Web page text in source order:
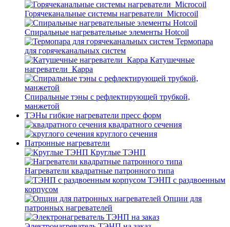
Горячеканальные системы нагреватели_Microcoil
Спиральные нагревательные элементы Hotcoil
Термопара
для горячеканальных систем
Катушечные
нагреватели_Карра
Спиральные тэны с рефлектирующей трубкой,
манжетой
ТЭНы гибкие нагреватели пресс форм
квадратного сечения
круглого сечения
Патронные нагреватели
Круглые ТЭНП
Нагреватели квадратные патронного типа
ТЭНП с раздвоенным
корпусом
Опции для
патронных нагревателей